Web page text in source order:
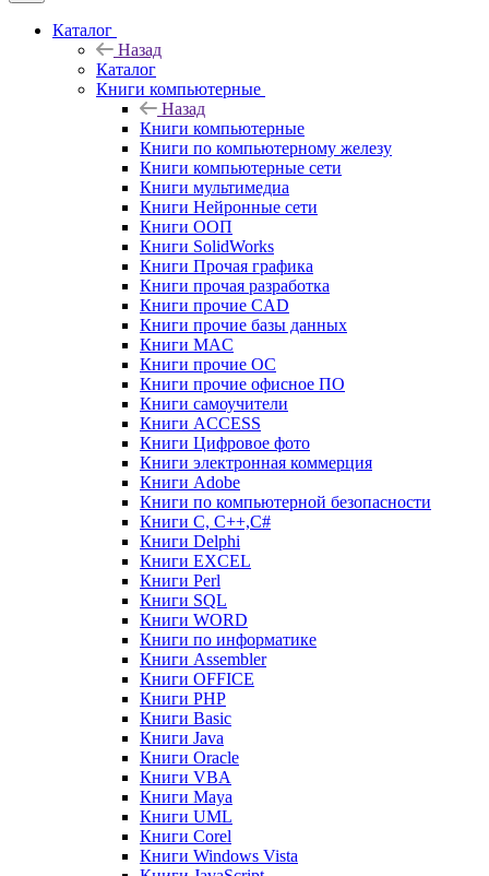
Каталог
Назад
Каталог
Книги компьютерные
Назад
Книги компьютерные
Книги по компьютерному железу
Книги компьютерные сети
Книги мультимедиа
Книги Нейронные сети
Книги ООП
Книги SolidWorks
Книги Прочая графика
Книги прочая разработка
Книги прочие CAD
Книги прочие базы данных
Книги MAC
Книги прочие ОС
Книги прочие офисное ПО
Книги самоучители
Книги ACCESS
Книги Цифровое фото
Книги электронная коммерция
Книги Adobe
Книги по компьютерной безопасности
Книги C, C++,С#
Книги Delphi
Книги EXCEL
Книги Perl
Книги SQL
Книги WORD
Книги по информатике
Книги Assembler
Книги OFFICE
Книги PHP
Книги Basic
Книги Java
Книги Oracle
Книги VBA
Книги Maya
Книги UML
Книги Corel
Книги Windows Vista